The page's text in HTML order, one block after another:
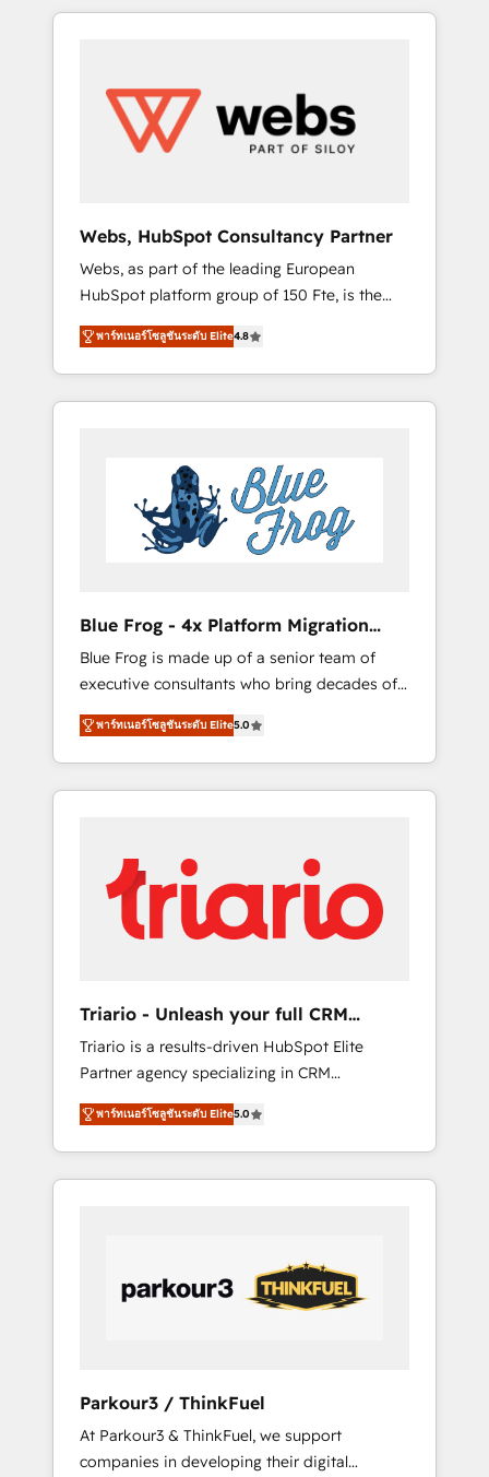
to global brands
HubSpot challenges and improve user
HubSpot for the first time 🔧 Designing and
optimising your HubSpot set-up for better
results 🌐 Website design and build using
using HubSpot Why us? - SIX HubSpot
Accreditations - awarded by HubSpot after a
rigorous process for CRM, Solutions
Architecture, Onboarding , Data Migration,
Custom Integration & Platform Enablement -
Onboarded over 500 businesses to HubSpot
-Top 1% of partners worldwide -In-house
HubSpot. www.bbdboom.com
Webs, HubSpot Consultancy Partner
Webs, as part of the leading European
HubSpot platform group of 150 Fte, is the
trusted Elite HubSpot CRM Partner offering
you a roadmap on maximizing EBITDA and
achieving Commercial Excellence. With our
targeted processes, we strengthen your
Implementation partner, we provide
expertise to drive your business forward.
Since 2015 we are fully dedicated to
HubSpot and with an experienced team
business services. We prepare a customized
business case that demonstrates the value
and impact of your digital transformation,
including a detailed financial rationale with a
focus on ROI and TCO. As a trusted extension
of your team, we believe in the power of
partnership. Together, we embark on a
your business. If not now, when?
พาร์ทเนอร์โซลูชันระดับ Elite4.8
Blue Frog - 4x Platform Migration
Award Winner
Blue Frog is made up of a senior team of
executive consultants who bring decades of
relevant, real world experience to our client
engagements. "Blue Frog is a top, trusted
partner in HubSpot's ecosystem for a reason.
Their team brings over a decade of
strategies for driving growth. They are
committed to helping our customers grow
and finding solutions that fit their unique
business needs. We are thrilled to have Blue
HubSpot “Our experience with the team at
Blue Frog has been nothing short of
extraordinary. Their years of experience and
quality of skilled staff has earned them a
trusted reputation within the HubSpot
ecosystem as a reliable partner capable of
delivering remarkable experiences for our
พาร์ทเนอร์โซลูชันระดับ Elite5.0
Triario - Unleash your full CRM
potential
Triario is a results-driven HubSpot Elite
Partner agency specializing in CRM
implementations & migrations, Revenue
Operations, Custom Integrations, Custom AI
agents and AI-ready Website Design With
over 15 years of experience, we help
through smart automation, data hygiene, and
tailored HubSpot solutions. Our clients
choose us because we blend the expertise of
Our Services: HubSpot implementations &
data migration Custom AI agents Revenue
Operations API integrations AI-ready Website
พาร์ทเนอร์โซลูชันระดับ Elite5.0
Parkour3 / ThinkFuel
At Parkour3 & ThinkFuel, we support
companies in developing their digital